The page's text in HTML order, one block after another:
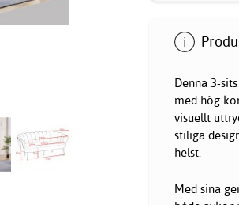
Denna 3-
med hög
visuellt
stiliga
helst.
Med sina